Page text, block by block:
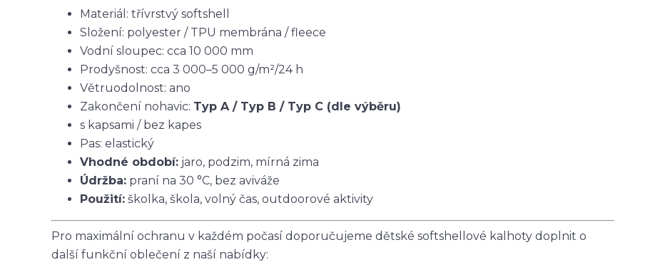
Materiál: třívrstvý softshell
Složení: polyester / TPU membrána / fleece
Vodní sloupec: cca 10 000 mm
Prodyšnost: cca 3 000–5 000 g/m²/24 h
Větruodolnost: ano
Zakončení nohavic: Typ A / Typ B / Typ C (dle výběru)
s kapsami / bez kapes
Pas: elastický
Vhodné období: jaro, podzim, mírná zima
Údržba: praní na 30 °C, bez aviváže
Použití: školka, škola, volný čas, outdoorové aktivity
Pro maximální ochranu v každém počasí doporučujeme dětské softshellové kalhoty doplnit o
další funkční oblečení z naší nabídky: